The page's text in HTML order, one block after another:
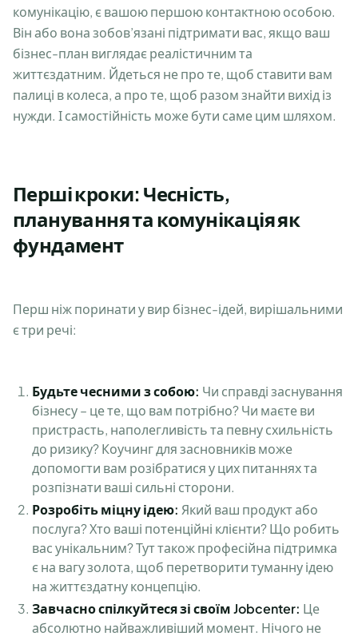
комунікацію, є вашою першою контактною особою.
Він або вона зобов’язані підтримати вас, якщо ваш
бізнес-план виглядає реалістичним та
життєздатним. Йдеться не про те, щоб ставити вам
палиці в колеса, а про те, щоб разом знайти вихід із
нужди. І самостійність може бути саме цим шляхом.
Перші кроки: Чесність,
планування та комунікація як
фундамент
Перш ніж поринати у вир бізнес-ідей, вирішальними
є три речі:
Будьте чесними з собою: Чи справді заснування
бізнесу – це те, що вам потрібно? Чи маєте ви
пристрасть, наполегливість та певну схильність
до ризику? Коучинг для засновників може
допомогти вам розібратися у цих питаннях та
розпізнати ваші сильні сторони.
Розробіть міцну ідею: Який ваш продукт або
послуга? Хто ваші потенційні клієнти? Що робить
вас унікальним? Тут також професійна підтримка
є на вагу золота, щоб перетворити туманну ідею
на життєздатну концепцію.
Завчасно спілкуйтеся зі своїм Jobcenter: Це
абсолютно найважливіший момент. Нічого не